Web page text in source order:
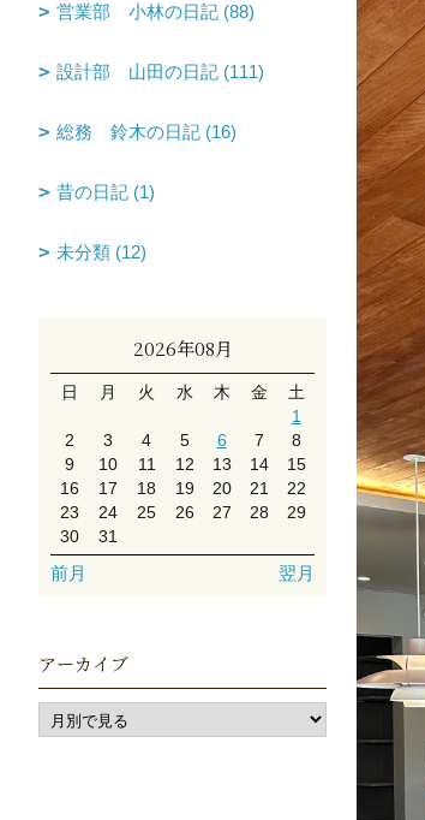
営業部 小林の日記 (88)
設計部 山田の日記 (111)
総務 鈴木の日記 (16)
昔の日記 (1)
未分類 (12)
2026年08月
日 月 火 水 木 金
土
1
2
3 4 5 6 7
8
9
10 11 12 13 14
15
16
17 18 19 20 21
22
23
24 25 26 27 28
29
30
31
前月 翌月
アーカイブ